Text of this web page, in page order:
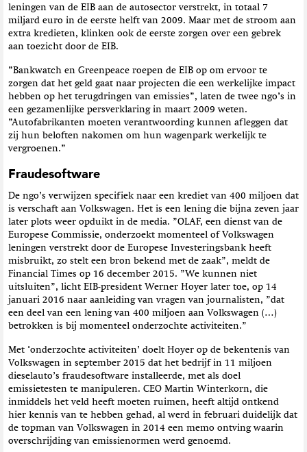
leningen van de EIB aan de autosector verstrekt, in totaal 7
miljard euro in de eerste helft van 2009. Maar met de stroom aan
extra kredieten, klinken ook de eerste zorgen over een gebrek
aan toezicht door de EIB.
”Bankwatch en Greenpeace roepen de EIB op om ervoor te
zorgen dat het geld gaat naar projecten die een werkelijke impact
hebben op het terugdringen van emissies”, laten de twee ngo’s in
een gezamenlijke persverklaring in maart 2009 weten.
”Autofabrikanten moeten verantwoording kunnen afleggen dat
zij hun beloften nakomen om hun wagenpark werkelijk te
vergroenen.”
Fraudesoftware
De ngo’s verwijzen specifiek naar een krediet van 400 miljoen dat
is verschaft aan Volkswagen. Het is een lening die bijna zeven jaar
later plots weer opduikt in de media. ”OLAF, een dienst van de
Europese Commissie, onderzoekt momenteel of Volkswagen
leningen verstrekt door de Europese Investeringsbank heeft
misbruikt, zo stelt een bron bekend met de zaak”, meldt de
Financial Times op 16 december 2015. ”We kunnen niet
uitsluiten”, licht EIB-president Werner Hoyer later toe, op 14
januari 2016 naar aanleiding van vragen van journalisten, ”dat
een deel van een lening van 400 miljoen aan Volkswagen (…)
betrokken is bij momenteel onderzochte activiteiten.”
Met ‘onderzochte activiteiten’ doelt Hoyer op de bekentenis van
Volkswagen in september 2015 dat het bedrijf in 11 miljoen
dieselauto’s fraudesoftware installeerde, met als doel
emissietesten te manipuleren. CEO Martin Winterkorn, die
inmiddels het veld heeft moeten ruimen, heeft altijd ontkend
hier kennis van te hebben gehad, al werd in februari duidelijk dat
de topman van Volkswagen in 2014 een memo ontving waarin
overschrijding van emissienormen werd genoemd.